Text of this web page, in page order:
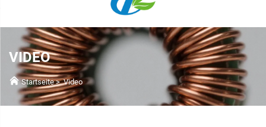
VIDEO
Startseite>Video